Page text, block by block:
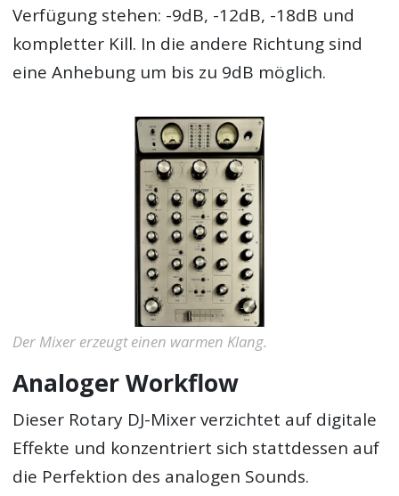
Verfügung stehen: -9dB, -12dB, -18dB und
kompletter Kill. In die andere Richtung sind
eine Anhebung um bis zu 9dB möglich.
Der Mixer erzeugt einen warmen Klang.
Analoger Workflow
Dieser Rotary DJ-Mixer verzichtet auf digitale
Effekte und konzentriert sich stattdessen auf
die Perfektion des analogen Sounds.